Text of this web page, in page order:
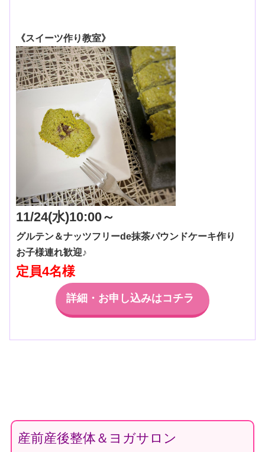
《スイーツ作り教室》
11/24(水)10:00～
グルテン＆ナッツフリーde抹茶パウンドケーキ作り
お子様連れ歓迎♪
定員4名様
詳細・お申し込みはコチラ
産前産後整体＆ヨガサロン